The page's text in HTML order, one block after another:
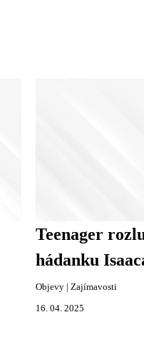
Teenager
hádanku
Objevy| Zajímavosti
16. 04. 2025